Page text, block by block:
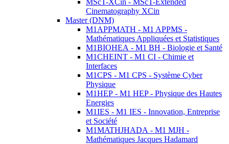
MScT-XCin - MScT-Extended
Cinematography XCin
Master (DNM)
M1APPMATH - M1 APPMS -
Mathématiques Appliquées et Statistiques
M1BIOHEA - M1 BH - Biologie et Santé
M1CHEINT - M1 CI - Chimie et
Interfaces
M1CPS - M1 CPS - Système Cyber
Physique
M1HEP - M1 HEP - Physique des Hautes
Energies
M1IES - M1 IES - Innovation, Entreprise
et Société
M1MATHJHADA - M1 MJH -
Mathématiques Jacques Hadamard